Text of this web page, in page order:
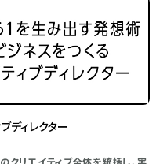
ディレクター
クリエイティブ全体を統括し、実